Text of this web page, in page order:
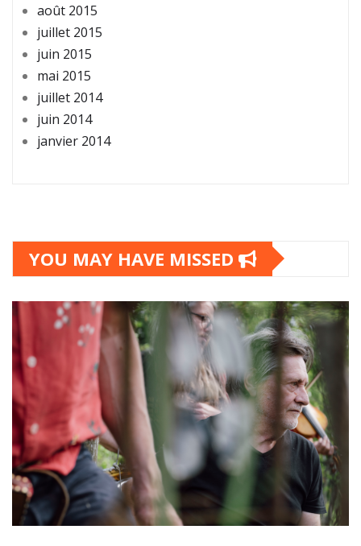
août 2015
juillet 2015
juin 2015
mai 2015
juillet 2014
juin 2014
janvier 2014
YOU MAY HAVE MISSED